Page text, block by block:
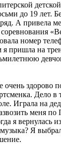
до 19 лет.
А привела
номер
пришла на
здорово
Дело
Играла на
меня по
я вернулась
Я